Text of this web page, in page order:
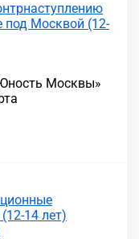
под Москвой (12-
Москвы»
14 лет)